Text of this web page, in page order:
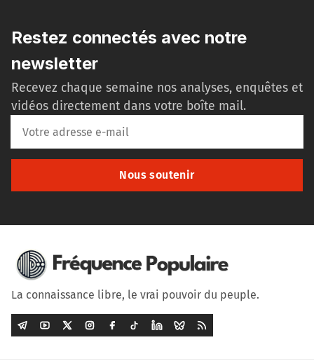
Restez connectés avec notre
newsletter
Recevez chaque semaine nos analyses, enquêtes et
vidéos directement dans votre boîte mail.
Nous soutenir
La connaissance libre, le vrai pouvoir du peuple.